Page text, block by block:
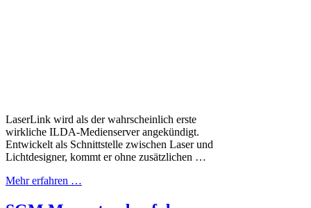
LaserLink wird als der wahrscheinlich erste
wirkliche ILDA-Medienserver angekündigt.
Entwickelt als Schnittstelle zwischen Laser und
Lichtdesigner, kommt er ohne zusätzlichen …
Mehr erfahren …